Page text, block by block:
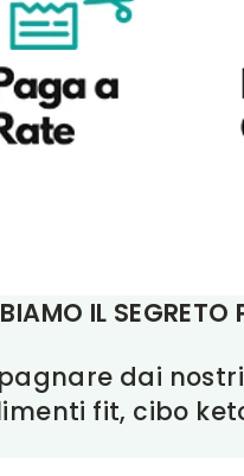
IL SEGRETO
dai
fit, cibo